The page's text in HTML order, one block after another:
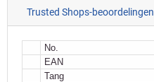
Trusted Shops-beoordelingen
No.
EAN
Tang